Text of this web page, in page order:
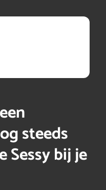
steeds
Sessy bij je